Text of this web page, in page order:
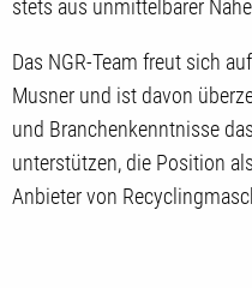
stets aus unmittelbarer
Das NGR-Team freut sich
Musner und ist davon
und Branchenkenntnisse
unterstützen, die Position
Anbieter von